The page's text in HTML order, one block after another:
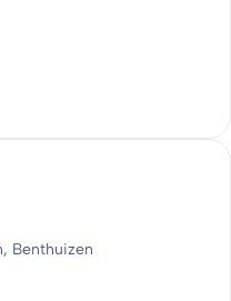
Benthuizen